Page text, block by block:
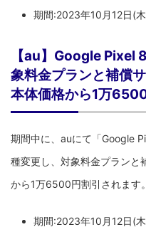
期間:2023年10月12日(
【au】Google Pixel
象料金プランと補償
本体価格から1万
期間中に、auにて「Google
種変更し、対象料金プランと
から1万6500円割引されます。
期間:2023年10月12日(